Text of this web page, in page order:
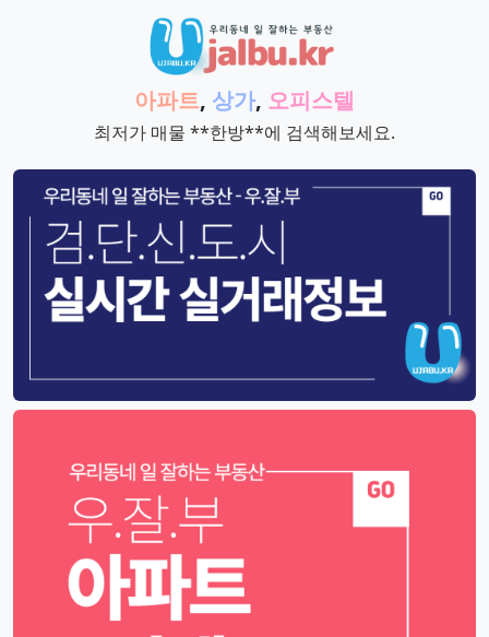
아파트, 상가, 오피스텔
최저가 매물 **한방**에 검색해보세요.